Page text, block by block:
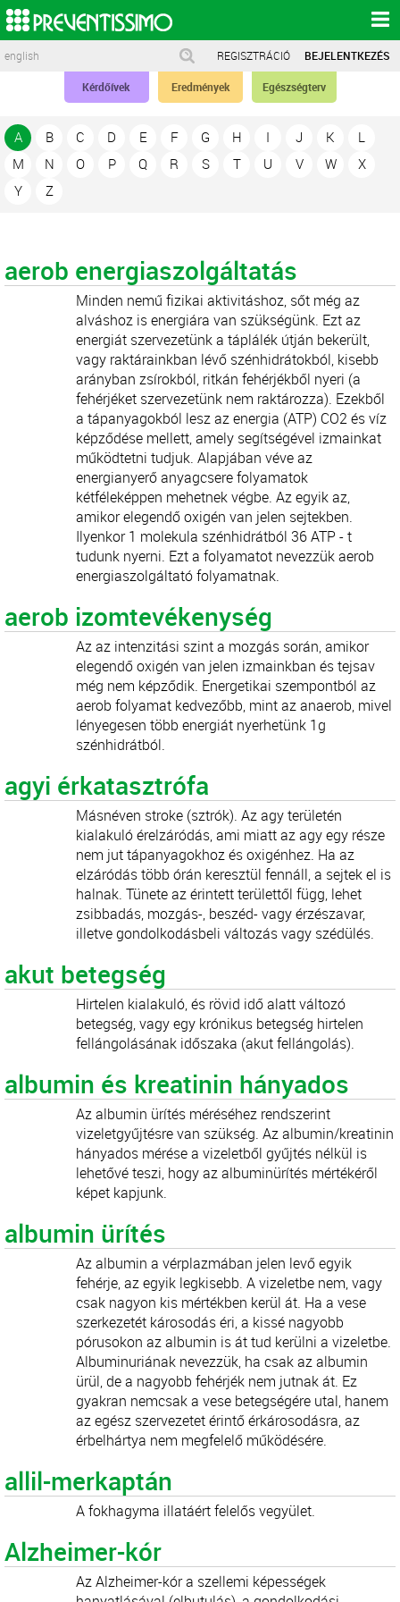
english REGISZTRÁCIÓ BEJELENTKEZÉS
Kérdőívek Eredmények Egészségterv
A B C D E F G H I J K
L
M
N O P Q R S T U V W
X
Y
Z
aerob energiaszolgáltatás
Minden nemű fizikai aktivitáshoz, sőt még az
alváshoz is energiára van szükségünk. Ezt az
energiát szervezetünk a táplálék útján bekerült,
vagy raktárainkban lévő szénhidrátokból, kisebb
arányban zsírokból, ritkán fehérjékből nyeri (a
fehérjéket szervezetünk nem raktározza). Ezekből
a tápanyagokból lesz az energia (ATP) CO2 és víz
képződése mellett, amely segítségével izmainkat
működtetni tudjuk. Alapjában véve az
energianyerő anyagcsere folyamatok
kétféleképpen mehetnek végbe. Az egyik az,
amikor elegendő oxigén van jelen sejtekben.
Ilyenkor 1 molekula szénhidrátból 36 ATP - t
tudunk nyerni. Ezt a folyamatot nevezzük aerob
energiaszolgáltató folyamatnak.
aerob izomtevékenység
Az az intenzitási szint a mozgás során, amikor
elegendő oxigén van jelen izmainkban és tejsav
még nem képződik. Energetikai szempontból az
aerob folyamat kedvezőbb, mint az anaerob, mivel
lényegesen több energiát nyerhetünk 1g
szénhidrátból.
agyi érkatasztrófa
Másnéven stroke (sztrók). Az agy területén
kialakuló érelzáródás, ami miatt az agy egy része
nem jut tápanyagokhoz és oxigénhez. Ha az
elzáródás több órán keresztül fennáll, a sejtek el is
halnak. Tünete az érintett területtől függ, lehet
zsibbadás, mozgás-, beszéd- vagy érzészavar,
illetve gondolkodásbeli változás vagy szédülés.
akut betegség
Hirtelen kialakuló, és rövid idő alatt változó
betegség, vagy egy krónikus betegség hirtelen
fellángolásának időszaka (akut fellángolás).
albumin és kreatinin hányados
Az albumin ürítés méréséhez rendszerint
vizeletgyűjtésre van szükség. Az albumin/kreatinin
hányados mérése a vizeletből gyűjtés nélkül is
lehetővé teszi, hogy az albuminürítés mértékéről
képet kapjunk.
albumin ürítés
Az albumin a vérplazmában jelen levő egyik
fehérje, az egyik legkisebb. A vizeletbe nem, vagy
csak nagyon kis mértékben kerül át. Ha a vese
szerkezetét károsodás éri, a kissé nagyobb
pórusokon az albumin is át tud kerülni a vizeletbe.
Albuminuriának nevezzük, ha csak az albumin
ürül, de a nagyobb fehérjék nem jutnak át. Ez
gyakran nemcsak a vese betegségére utal, hanem
az egész szervezetet érintő érkárosodásra, az
érbelhártya nem megfelelő működésére.
allil-merkaptán
A fokhagyma illatáért felelős vegyület.
Alzheimer-kór
Az Alzheimer-kór a szellemi képességek